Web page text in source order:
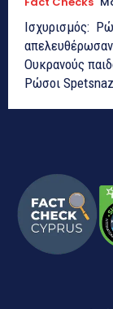
Ισχυρισμός:
Ουκρανούς παιδοφιλους
Ρώσοι